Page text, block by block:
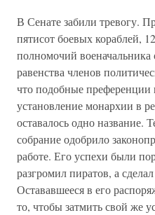
В Сенате забили тревогу.
пятисот боевых кораблей,
полномочий
равенства членов
что подобные преференции
установление монархии в
оставалось одно название.
собрание одобрило
работе. Его успехи были
разгромил пиратов, а
Остававшееся в его
то, чтобы затмить свой же